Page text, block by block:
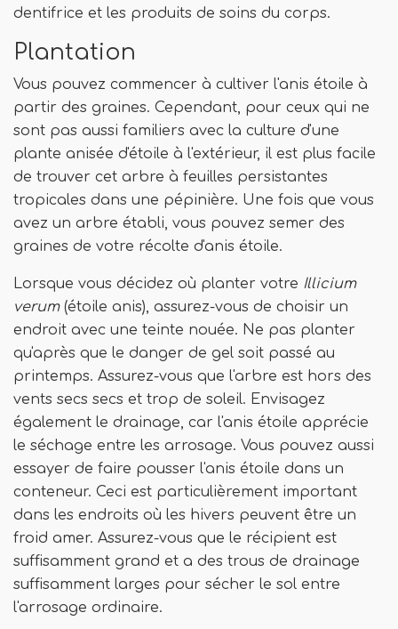
dentifrice et les produits de soins du corps.
Plantation
Vous pouvez commencer à cultiver l'anis étoile à
partir des graines. Cependant, pour ceux qui ne
sont pas aussi familiers avec la culture d'une
plante anisée d'étoile à l'extérieur, il est plus facile
de trouver cet arbre à feuilles persistantes
tropicales dans une pépinière. Une fois que vous
avez un arbre établi, vous pouvez semer des
graines de votre récolte d'anis étoile.
Lorsque vous décidez où planter votre Illicium
verum(étoile anis), assurez-vous de choisir un
endroit avec une teinte nouée. Ne pas planter
qu'après que le danger de gel soit passé au
printemps. Assurez-vous que l'arbre est hors des
vents secs secs et trop de soleil. Envisagez
également le drainage, car l'anis étoile apprécie
le séchage entre les arrosage. Vous pouvez aussi
essayer de faire pousser l'anis étoile dans un
conteneur. Ceci est particulièrement important
dans les endroits où les hivers peuvent être un
froid amer. Assurez-vous que le récipient est
suffisamment grand et a des trous de drainage
suffisamment larges pour sécher le sol entre
l'arrosage ordinaire.